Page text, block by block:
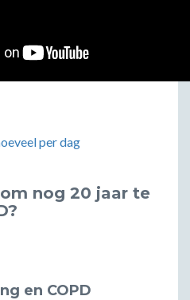
per dag
nog 20 jaar te
en COPD